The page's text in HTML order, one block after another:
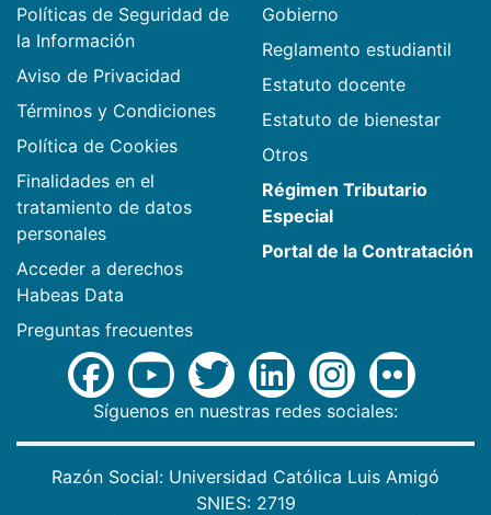
Políticas de Seguridad de
la Información
Aviso de Privacidad
Términos y Condiciones
Política de Cookies
Finalidades en el
tratamiento de datos
personales
Acceder a derechos
Habeas Data
Preguntas frecuentes
Gobierno
Reglamento estudiantil
Estatuto docente
Estatuto de bienestar
Otros
Régimen Tributario
Especial
Portal de la Contratación
Síguenos en nuestras redes sociales:
Razón Social: Universidad Católica Luis Amigó
SNIES: 2719